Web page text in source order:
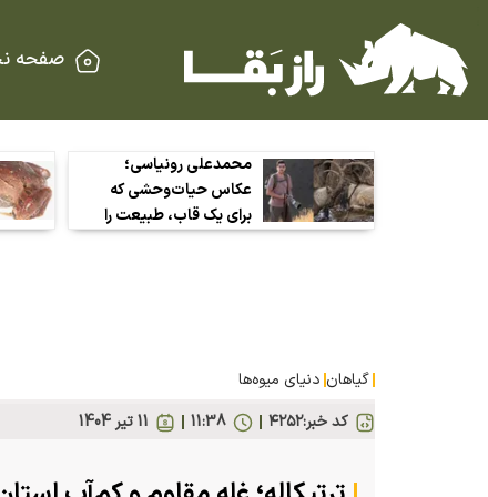
صفحه
محمدعلی رونیاسی؛
عکاس حیات‌وحشی که
برای یک قاب، طبیعت را
گیاهان دنیای میوه‌ها
کد خبر:۴۲۵۲ 11 تير 1404 11:38